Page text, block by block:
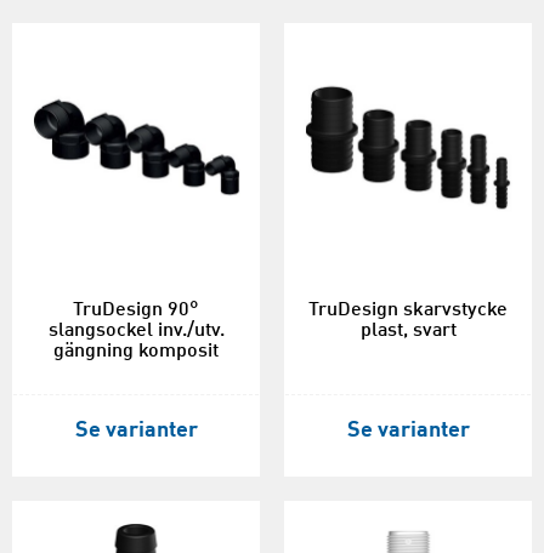
TruDesign 90°
slangsockel inv./utv.
gängning komposit
Se varianter
TruDesign skarvstycke
plast, svart
Se varianter